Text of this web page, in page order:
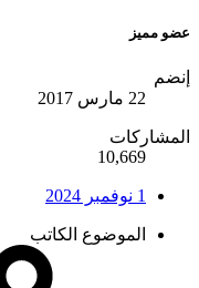
عضو مميز
إنضم
22 مارس 2017
المشاركات
10,669
1 نوفمبر 2024
الموضوع الكاتب